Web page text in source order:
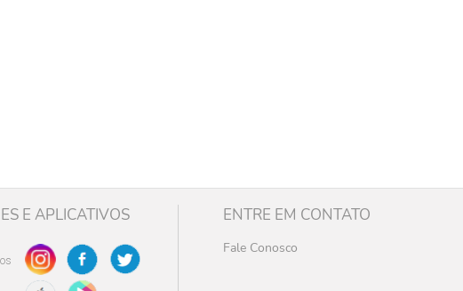
E APLICATIVOS ENTRE EM CONTATO
Fale Conosco